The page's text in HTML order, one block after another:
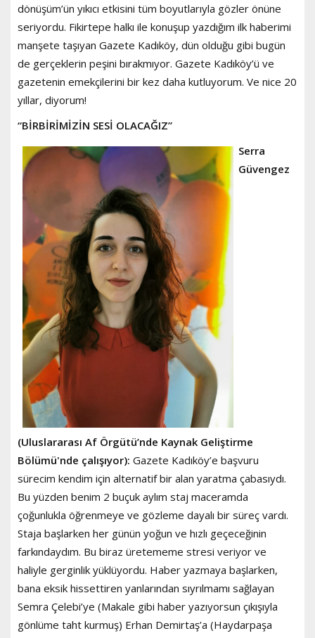
dönüşüm’ün yıkıcı etkisini tüm boyutlarıyla gözler önüne
seriyordu. Fikirtepe halkı ile konuşup yazdığım ilk haberimi
manşete taşıyan Gazete Kadıköy, dün olduğu gibi bugün
de gerçeklerin peşini bırakmıyor. Gazete Kadıköy’ü ve
gazetenin emekçilerini bir kez daha kutluyorum. Ve nice 20
yıllar, diyorum!
“BİRBİRİMİZİN SESİ OLACAĞIZ”
Serra
Güvengez
(Uluslararası Af Örgütü’nde Kaynak Geliştirme
Bölümü'nde çalışıyor): Gazete Kadıköy’e başvuru
sürecim kendim için alternatif bir alan yaratma çabasıydı.
Bu yüzden benim 2 buçuk aylım staj maceramda
çoğunlukla öğrenmeye ve gözleme dayalı bir süreç vardı.
Staja başlarken her günün yoğun ve hızlı geçeceğinin
farkındaydım. Bu biraz üretememe stresi veriyor ve
haliyle gerginlik yüklüyordu. Haber yazmaya başlarken,
bana eksik hissettiren yanlarından sıyrılmamı sağlayan
Semra Çelebi’ye (Makale gibi haber yazıyorsun çıkışıyla
gönlüme taht kurmuş) Erhan Demirtaş’a (Haydarpaşa